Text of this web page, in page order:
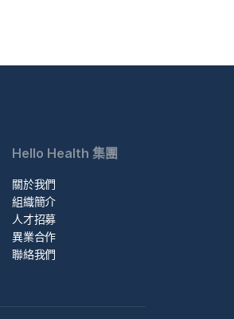
Hello Health 集團
關於我們
組織簡介
人才招募
異業合作
聯絡我們